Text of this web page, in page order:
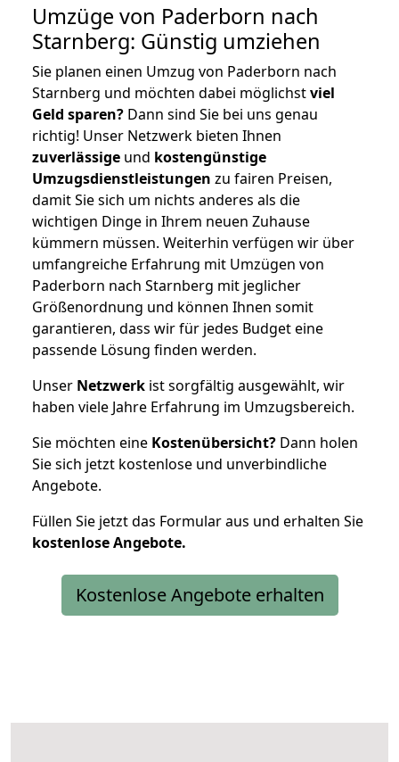
Umzüge von Paderborn nach
Starnberg: Günstig umziehen
Sie planen einen Umzug von Paderborn nach
Starnberg und möchten dabei möglichstviel
Geld sparen? Dann sind Sie bei uns genau
richtig! Unser Netzwerk bieten Ihnen
zuverlässige und kostengünstige
Umzugsdienstleistungen zu fairen Preisen,
damit Sie sich um nichts anderes als die
wichtigen Dinge in Ihrem neuen Zuhause
kümmern müssen. Weiterhin verfügen wir über
umfangreiche Erfahrung mit Umzügen von
Paderborn nach Starnberg mit jeglicher
Größenordnung und können Ihnen somit
garantieren, dass wir für jedes Budget eine
passende Lösung finden werden.
Unser Netzwerk ist sorgfältig ausgewählt, wir
haben viele Jahre Erfahrung im Umzugsbereich.
Sie möchten eine Kostenübersicht? Dann holen
Sie sich jetzt kostenlose und unverbindliche
Angebote.
Füllen Sie jetzt das Formular aus und erhalten Sie
kostenloseAngebote.
Kostenlose Angebote erhalten